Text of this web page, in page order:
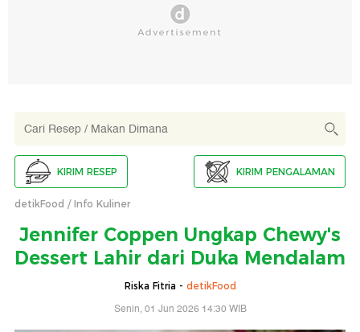
KIRIM RESEP KIRIM PENGALAMAN
detikFood Info Kuliner
Jennifer Coppen Ungkap Chewy's
Dessert Lahir dari Duka Mendalam
Riska Fitria - detikFood
Senin, 01 Jun 2026 14:30 WIB